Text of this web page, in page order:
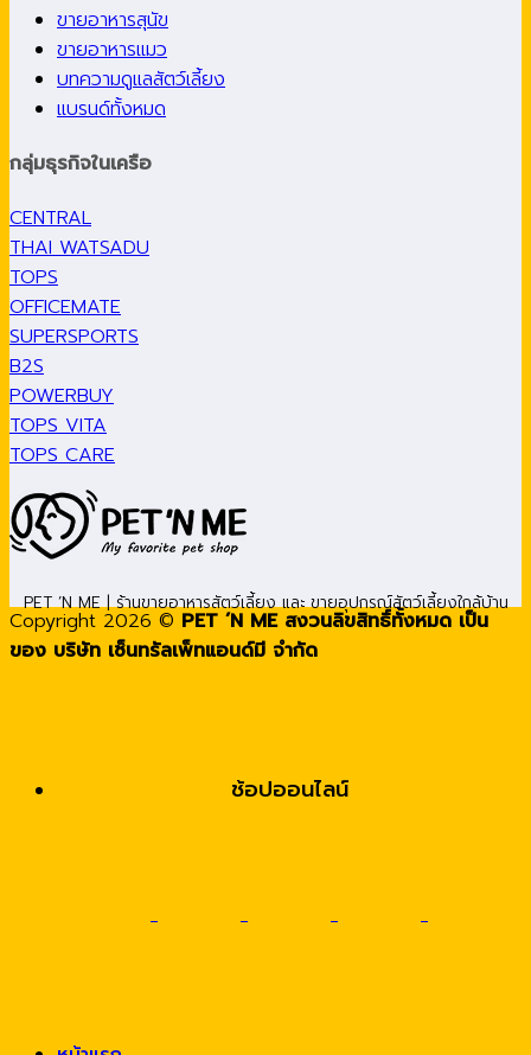
ขายอาหารสุนัข
ขายอาหารแมว
บทความดูแลสัตว์เลี้ยง
แบรนด์ทั้งหมด
กลุ่มธุรกิจในเครือ
CENTRAL
THAI WATSADU
TOPS
OFFICEMATE
SUPERSPORTS
B2S
POWERBUY
TOPS VITA
TOPS CARE
PET ’N ME | ร้านขายอาหารสัตว์เลี้ยง และ ขายอุปกรณ์สัตว์เลี้ยงใกล้บ้าน
Copyright 2026 © PET ’N ME สงวนลิขสิทธิ์ทั้งหมด เป็น
ของ บริษัท เซ็นทรัลเพ็ทแอนด์มี จำกัด
ช้อปออนไลน์